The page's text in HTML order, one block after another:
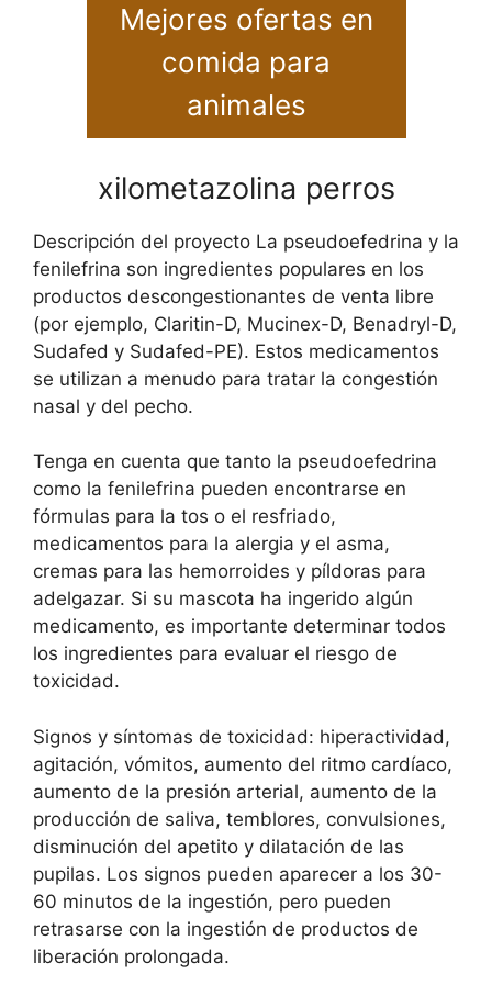
Mejores ofertas en
comida para
animales
xilometazolina perros
Descripción del proyecto La pseudoefedrina y la
fenilefrina son ingredientes populares en los
productos descongestionantes de venta libre
(por ejemplo, Claritin-D, Mucinex-D, Benadryl-D,
Sudafed y Sudafed-PE). Estos medicamentos
se utilizan a menudo para tratar la congestión
nasal y del pecho.
Tenga en cuenta que tanto la pseudoefedrina
como la fenilefrina pueden encontrarse en
fórmulas para la tos o el resfriado,
medicamentos para la alergia y el asma,
cremas para las hemorroides y píldoras para
adelgazar. Si su mascota ha ingerido algún
medicamento, es importante determinar todos
los ingredientes para evaluar el riesgo de
toxicidad.
Signos y síntomas de toxicidad: hiperactividad,
agitación, vómitos, aumento del ritmo cardíaco,
aumento de la presión arterial, aumento de la
producción de saliva, temblores, convulsiones,
disminución del apetito y dilatación de las
pupilas. Los signos pueden aparecer a los 30-
60 minutos de la ingestión, pero pueden
retrasarse con la ingestión de productos de
liberación prolongada.